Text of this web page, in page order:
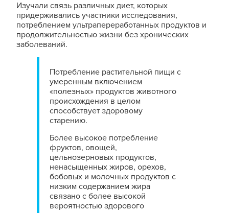
Изучали связь различных диет, которых
придерживались участники исследования,
потреблением ультрапереработанных продуктов и
продолжительностью жизни без хронических
заболеваний.
Потребление растительной пищи с
умеренным включением
«полезных» продуктов животного
происхождения в целом
способствует здоровому
старению.
Более высокое потребление
фруктов, овощей,
цельнозерновых продуктов,
ненасыщенных жиров, орехов,
бобовых и молочных продуктов с
низким содержанием жира
связано с более высокой
вероятностью здорового